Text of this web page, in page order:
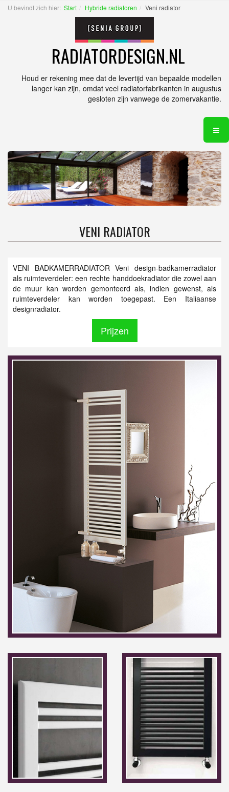
U bevindt zich hier: Start Hybride radiatoren Veni radiator
RADIATORDESIGN.NL
Houd er rekening mee dat de levertijd van bepaalde modellen
langer kan zijn, omdat veel radiatorfabrikanten in augustus
gesloten zijn vanwege de zomervakantie.
VENI RADIATOR
VENI BADKAMERRADIATOR Veni design-badkamerradiator
als ruimteverdeler: een rechte handdoekradiator die zowel aan
de muur kan worden gemonteerd als, indien gewenst, als
ruimteverdeler kan worden toegepast. Een Italiaanse
designradiator.
Prijzen